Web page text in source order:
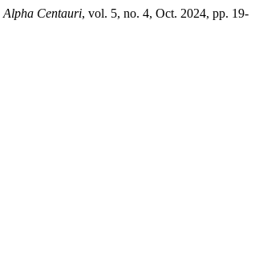
Alpha Centauri, vol. 5, no. 4, Oct. 2024, pp. 19-